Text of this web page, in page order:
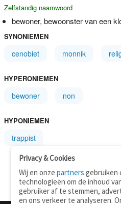
Zelfstandig naamwoord
bewoner, bewoonster van een
SYNONIEMEN
cenobiet monnik
HYPERONIEMEN
bewoner non
HYPONIEMEN
trappist
Privacy & Cookies
Wij en onzepartners gebruiken
technologieën om de inhoud
gebruiker af te stemmen,
en ons verkeer te analyseren.